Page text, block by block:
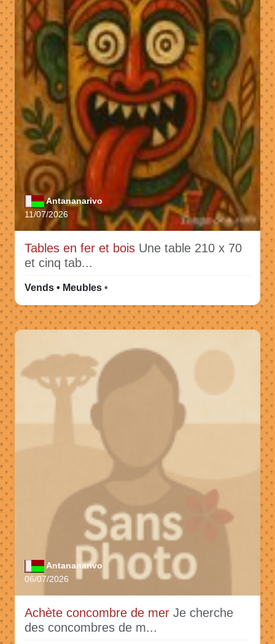
Antananarivo
11/07/2026
Tables en fer et bois Une table 210 x 70
et cinq tab...
Vends • Meubles •
Antananarivo
06/07/2026
Achète concombre de mer Je cherche
des concombres de m...